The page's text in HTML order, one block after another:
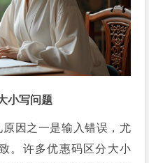
小写问题
因之一是输入错误，尤
。许多优惠码区分大小